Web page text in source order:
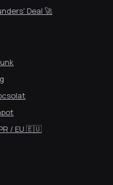
Deal 🚀
/ EU 🇪🇺